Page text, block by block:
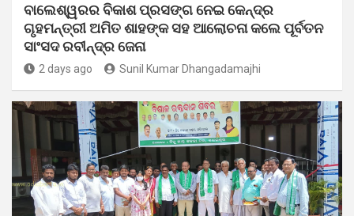
ବାଲେଶ୍ୱରର ବିକାଶ ପ୍ରସଙ୍ଗ ନେଇ କେନ୍ଦ୍ର
ଗୃହମନ୍ତ୍ରୀ ଅମିତ ଶାହଙ୍କ ସହ ଆଲୋଚନା କଲେ ପୂର୍ବତନ
ସାଂସଦ ରବୀନ୍ଦ୍ର ଜେନା
2 days ago Sunil Kumar Dhangadamajhi